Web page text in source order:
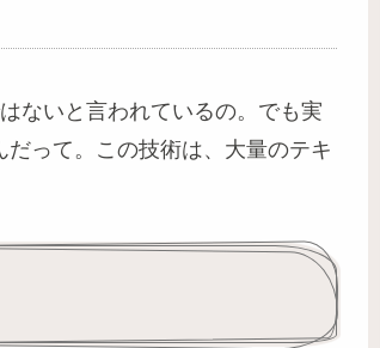
ないと言われているの。でも実
だって。この技術は、大量のテキ